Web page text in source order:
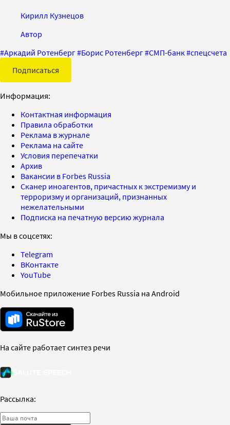
Кирилл Кузнецов
Автор
#Аркадий Ротенберг#Борис Ротенберг#СМП-банк#спецсчета
Подписаться
Информация:
Контактная информация
Правила обработки
Реклама в журнале
Реклама на сайте
Условия перепечатки
Архив
Вакансии в Forbes Russia
Сканер иноагентов, причастных к экстремизму и
терроризму и организаций, признанных
нежелательными
Подписка на печатную версию журнала
Мы в соцсетях:
Telegram
ВКонтакте
YouTube
Мобильное приложение Forbes Russia на Android
На сайте работает синтез речи
Рассылка: